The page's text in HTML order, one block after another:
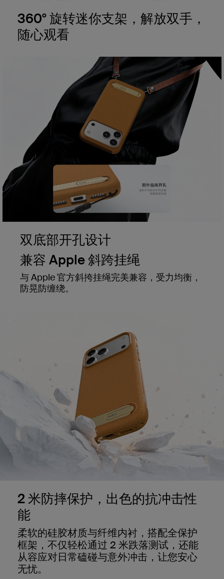
360° 旋转迷你支架，解放双手，
随心观看
双底部开孔设计
兼容 Apple 斜跨挂绳
与 Apple 官方斜挎挂绳完美兼容，受力均衡，
防晃防缠绕。
2 米防摔保护，出色的抗冲击性
能
柔软的硅胶材质与纤维内衬，搭配全保护
框架，不仅轻松通过 2 米跌落测试，还能
从容应对日常磕碰与意外冲击，让您安心
无忧。